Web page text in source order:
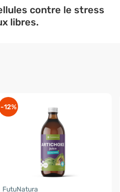
contre le stress
libres.
-12%
FutuNatura